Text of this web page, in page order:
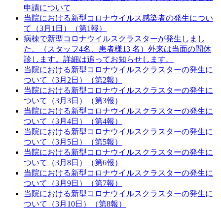
申請について
当院における新型コロナウイルス感染者の発生につい
て（3月1日）（第1報）
病棟で新型コロナウイルスクラスターが発生しまし
た。（スタッフ4名、患者様13 名）外来は当面の間休
診します。詳細は追ってお知らせします。
当院における新型コロナウイルスクラスターの発生に
ついて（3月2日）（第2報）
当院における新型コロナウイルスクラスターの発生に
ついて（3月3日）（第3報）
当院における新型コロナウイルスクラスターの発生に
ついて（3月4日）（第4報）
当院における新型コロナウイルスクラスターの発生に
ついて（3月5日）（第5報）
当院における新型コロナウイルスクラスターの発生に
ついて（3月8日）（第6報）
当院における新型コロナウイルスクラスターの発生に
ついて（3月9日）（第7報）
当院における新型コロナウイルスクラスターの発生に
ついて（3月10日）（第8報）